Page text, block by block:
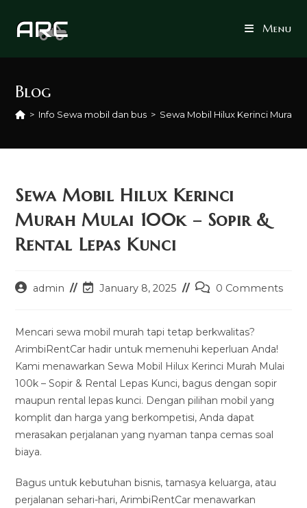
Menu
Blog
> Info Sewa mobil dan bus > Sewa Mobil Hilux Kerinci Murah
Sewa Mobil Hilux Kerinci
Murah Mulai 100k – Sopir &
Rental Lepas Kunci
Postadmin
PostJanuary 8, 2025
Post0 Comments
Mencari sewa mobil murah tapi tetap berkwalitas?
ArimbiRentCar hadir untuk memenuhi keperluan Anda!
Kami menawarkan Sewa Mobil Hilux Kerinci Murah Mulai
100k – Sopir & Rental Lepas Kunci, bagus dengan sopir
maupun rental lepas kunci. Dengan pilihan mobil yang
komplit dan harga yang berkompetisi, Anda dapat
merasakan perjalanan yang nyaman tanpa cemas soal
biaya.
Bagus untuk kebutuhan bisnis, tamasya keluarga, atau
perjalanan sehari-hari, ArimbiRentCar menawarkan